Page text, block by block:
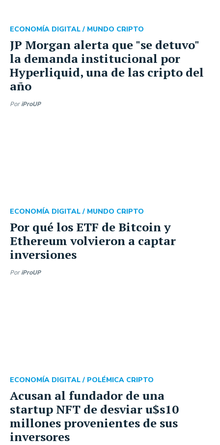
JP Morgan alerta que "se detuvo"
la demanda institucional por
Hyperliquid, una de las cripto del
año
ECONOMÍA DIGITAL / MUNDO CRIPTO
Por iProUP
Por qué los ETF de Bitcoin y
Ethereum volvieron a captar
inversiones
ECONOMÍA DIGITAL / MUNDO CRIPTO
Por iProUP
Acusan al fundador de una
startup NFT de desviar u$s10
millones provenientes de sus
inversores
ECONOMÍA DIGITAL / POLÉMICA CRIPTO